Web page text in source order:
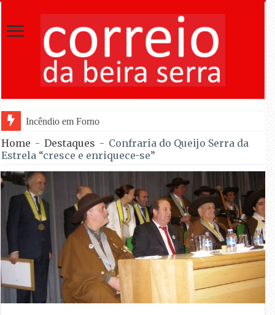
Incêndio em Fornos de Algodres reacende após ter ent
Home - Destaques - Confraria do Queijo Serra da
Estrela “cresce e enriquece-se”